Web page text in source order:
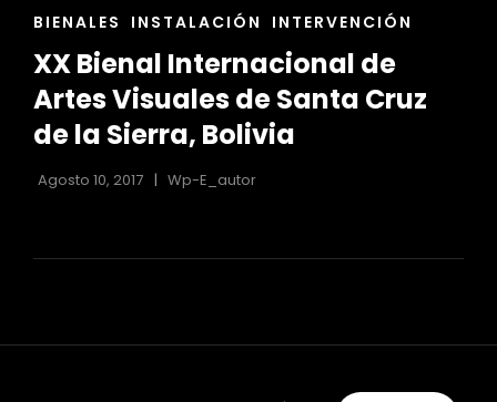
ENLACES
LAS
CATEGORÍAS
BIENALES INSTALACIÓN INTERVENCIÓN
XX Bienal Internacional de
Artes Visuales de Santa Cruz
de la Sierra, Bolivia
Agosto 10, 2017 Wp-E_autor